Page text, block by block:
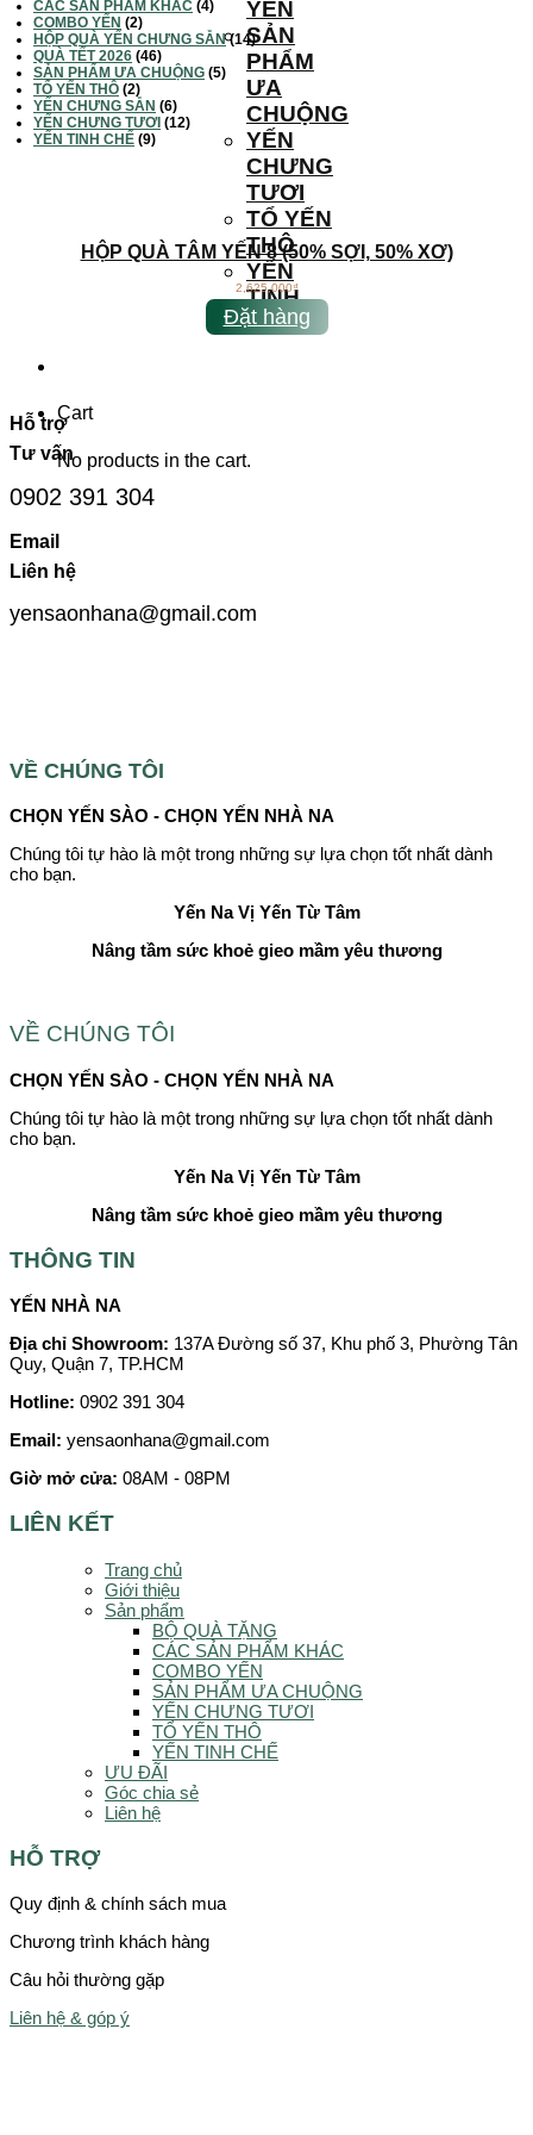
YẾN
SẢN
PHẨM
ƯA
CHUỘNG
YẾN
CHƯNG
TƯƠI
TỔ YẾN
THÔ
YẾN
TINH
CHẾ
Cart
No products in the cart.
CÁC SẢN PHẨM KHÁC (4)
COMBO YẾN (2)
HỘP QUÀ YẾN CHƯNG SẴN (14)
QUÀ TẾT 2026 (46)
SẢN PHẨM ƯA CHUỘNG (5)
TỔ YẾN THÔ (2)
YẾN CHƯNG SẴN (6)
YẾN CHƯNG TƯƠI (12)
YẾN TINH CHẾ (9)
HỘP QUÀ TÂM YẾN 8 (50% SỢI, 50% XƠ)
2,625,000₫
Đặt hàng
Hỗ trợ
Tư vấn
0902 391 304
Email
Liên hệ
yensaonhana@gmail.com
VỀ CHÚNG TÔI
CHỌN YẾN SÀO - CHỌN YẾN NHÀ NA
Chúng tôi tự hào là một trong những sự lựa chọn tốt nhất dành
cho bạn.
Yến Na Vị Yến Từ Tâm
Nâng tầm sức khoẻ gieo mầm yêu thương
VỀ CHÚNG TÔI
CHỌN YẾN SÀO - CHỌN YẾN NHÀ NA
Chúng tôi tự hào là một trong những sự lựa chọn tốt nhất dành
cho bạn.
Yến Na Vị Yến Từ Tâm
Nâng tầm sức khoẻ gieo mầm yêu thương
THÔNG TIN
YẾN NHÀ NA
Địa chỉ Showroom: 137A Đường số 37, Khu phố 3, Phường Tân
Quy, Quận 7, TP.HCM
Hotline: 0902 391 304
Email: yensaonhana@gmail.com
Giờ mở cửa: 08AM - 08PM
LIÊN KẾT
Trang chủ
Giới thiệu
Sản phẩm
BỘ QUÀ TẶNG
CÁC SẢN PHẨM KHÁC
COMBO YẾN
SẢN PHẨM ƯA CHUỘNG
YẾN CHƯNG TƯƠI
TỔ YẾN THÔ
YẾN TINH CHẾ
ƯU ĐÃI
Góc chia sẻ
Liên hệ
HỖ TRỢ
Quy định & chính sách mua
Chương trình khách hàng
Câu hỏi thường gặp
Liên hệ & góp ý